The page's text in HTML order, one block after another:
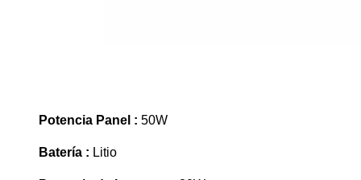
Potencia Panel : 50W
Batería : Litio